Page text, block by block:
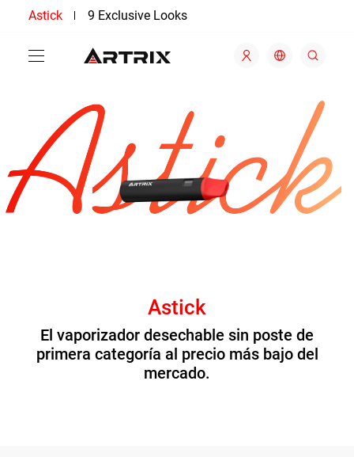
Astick 9 Exclusive Looks
Astick
El vaporizador desechable sin poste de
primera categoría al precio más bajo del
mercado.